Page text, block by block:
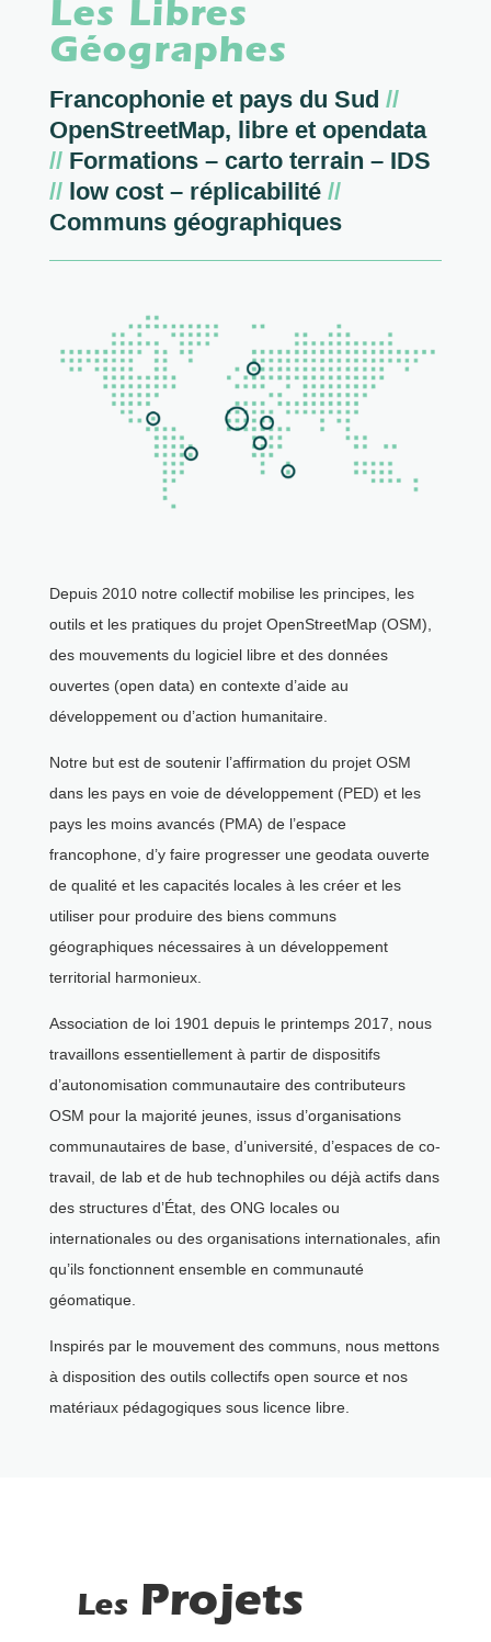
Les Libres
Géographes
Francophonie et pays du Sud //
OpenStreetMap, libre et opendata
//Formations – carto terrain – IDS
//low cost – réplicabilité //
Communs géographiques
Depuis 2010 notre collectif mobilise les principes, les
outils et les pratiques du projet OpenStreetMap (OSM),
des mouvements du logiciel libre et des données
ouvertes (open data) en contexte d’aide au
développement ou d’action humanitaire.
Notre but est de soutenir l’affirmation du projet OSM
dans les pays en voie de développement (PED) et les
pays les moins avancés (PMA) de l’espace
francophone, d’y faire progresser une geodata ouverte
de qualité et les capacités locales à les créer et les
utiliser pour produire des biens communs
géographiques nécessaires à un développement
territorial harmonieux.
Association de loi 1901 depuis le printemps 2017, nous
travaillons essentiellement à partir de dispositifs
d’autonomisation communautaire des contributeurs
OSM pour la majorité jeunes, issus d’organisations
communautaires de base, d’université, d’espaces de co-
travail, de lab et de hub technophiles ou déjà actifs dans
des structures d’État, des ONG locales ou
internationales ou des organisations internationales, afin
qu’ils fonctionnent ensemble en communauté
géomatique.
Inspirés par le mouvement des communs, nous mettons
à disposition des outils collectifs open source et nos
matériaux pédagogiques sous licence libre.
Les Projets